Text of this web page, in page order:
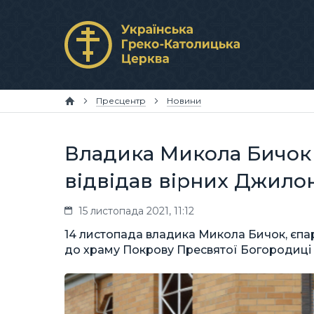
Пресцентр Новини
Владика Микола
відвідав вірних
15 листопада 2021, 11:12
14 листопада владика Микола Бичок,
до храму Покрову Пресвятої Богородиці